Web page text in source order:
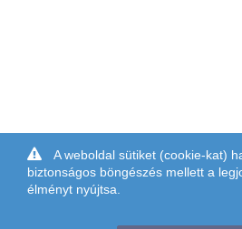
A weboldal sütiket (cookie-kat)
biztonságos böngészés mellett a
élményt nyújtsa.